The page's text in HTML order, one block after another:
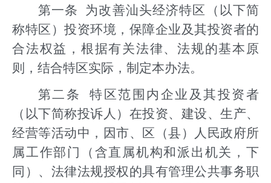
第一条 为改善汕头经济特区（以下简
称特区）投资环境，保障企业及其投资者的
合法权益，根据有关法律、法规的基本原
则，结合特区实际，制定本办法。
第二条 特区范围内企业及其投资者
（以下简称投诉人）在投资、建设、生产、
经营等活动中，因市、区（县）人民政府所
属工作部门（含直属机构和派出机关，下
同）、法律法规授权的具有管理公共事务职